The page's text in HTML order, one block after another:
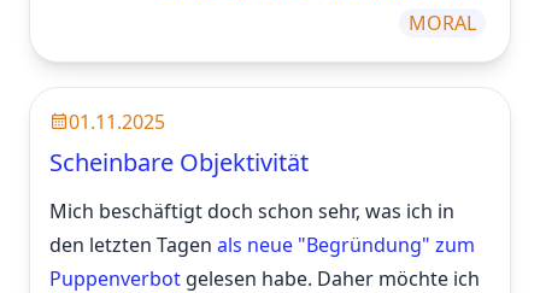
MORAL
01.11.2025
Scheinbare Objektivität
Mich beschäftigt doch schon sehr, was ich in
den letzten Tagen als neue "Begründung" zum
Puppenverbot gelesen habe. Daher möchte ich